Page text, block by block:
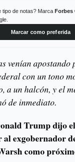
tipo de notas? Marca Forbes
Marcar como preferida
venían apostando
con un tono
a un halcón, y el
de inmediato.
Trump dijo
exgobernador
como